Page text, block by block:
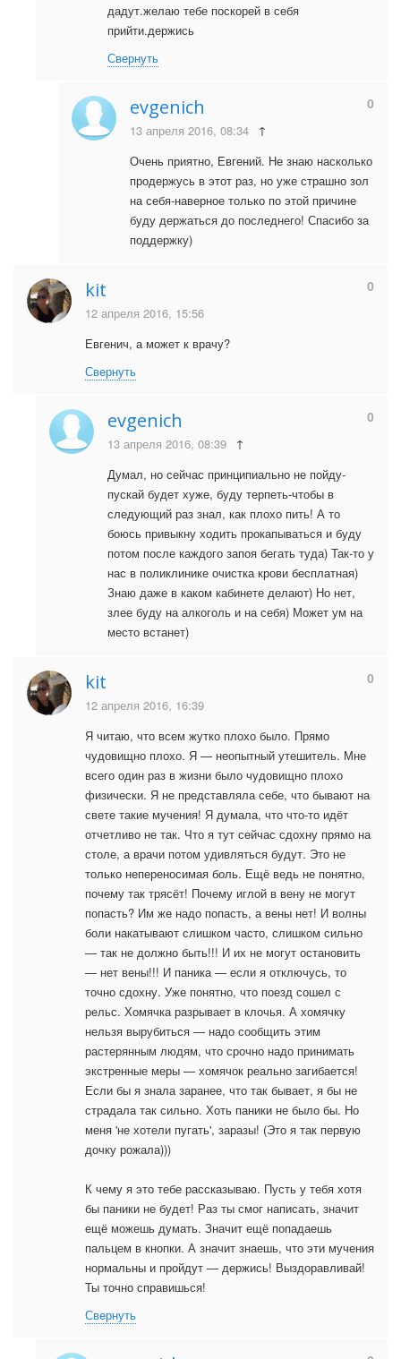
дадут.желаю тебе поскорей в себя
прийти.держись
Свернуть
evgenich
13 апреля 2016, 08:34 ↑
0
Очень приятно, Евгений. Не знаю насколько
продержусь в этот раз, но уже страшно зол
на себя-наверное только по этой причине
буду держаться до последнего! Спасибо за
поддержку)
kit
12 апреля 2016, 15:56
0
Евгенич, а может к врачу?
Свернуть
evgenich
13 апреля 2016, 08:39 ↑
0
Думал, но сейчас принципиально не пойду-
пускай будет хуже, буду терпеть-чтобы в
следующий раз знал, как плохо пить! А то
боюсь привыкну ходить прокапываться и буду
потом после каждого запоя бегать туда) Так-то у
нас в поликлинике очистка крови бесплатная)
Знаю даже в каком кабинете делают) Но нет,
злее буду на алкоголь и на себя) Может ум на
место встанет)
kit
12 апреля 2016, 16:39
0
Я читаю, что всем жутко плохо было. Прямо
чудовищно плохо. Я — неопытный утешитель. Мне
всего один раз в жизни было чудовищно плохо
физически. Я не представляла себе, что бывают на
свете такие мучения! Я думала, что что-то идёт
отчетливо не так. Что я тут сейчас сдохну прямо на
столе, а врачи потом удивляться будут. Это не
только непереносимая боль. Ещё ведь не понятно,
почему так трясёт! Почему иглой в вену не могут
попасть? Им же надо попасть, а вены нет! И волны
боли накатывают слишком часто, слишком сильно
— так не должно быть!!! И их не могут остановить
— нет вены!!! И паника — если я отключусь, то
точно сдохну. Уже понятно, что поезд сошел с
рельс. Хомячка разрывает в клочья. А хомячку
нельзя вырубиться — надо сообщить этим
растерянным людям, что срочно надо принимать
экстренные меры — хомячок реально загибается!
Если бы я знала заранее, что так бывает, я бы не
страдала так сильно. Хоть паники не было бы. Но
меня 'не хотели пугать', заразы! (Это я так первую
дочку рожала)))
К чему я это тебе рассказываю. Пусть у тебя хотя
бы паники не будет! Раз ты смог написать, значит
ещё можешь думать. Значит ещё попадаешь
пальцем в кнопки. А значит знаешь, что эти мучения
нормальны и пройдут — держись! Выздоравливай!
Ты точно справишься!
Свернуть